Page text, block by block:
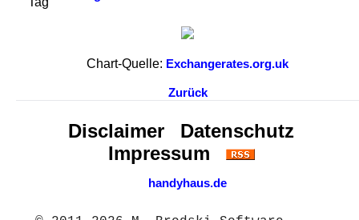
Chart-Quelle: Exchangerates.org.uk
Zurück
Disclaimer
Datenschutz
Impressum
handyhaus.de